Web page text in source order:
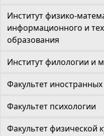
Институт физико-
информационного и
образования
Институт филологии и
Факультет
Факультет психологии
Факультет физической